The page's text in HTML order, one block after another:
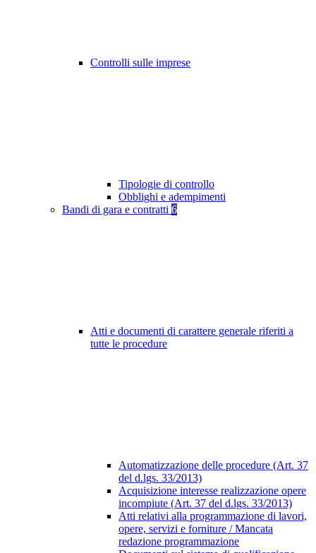
Controlli sulle imprese
Tipologie di controllo
Obblighi e adempimenti
Bandi di gara e contratti 6
Atti e documenti di carattere generale riferiti a
tutte le procedure
Automatizzazione delle procedure (Art. 37
del d.lgs. 33/2013)
Acquisizione interesse realizzazione opere
incompiute (Art. 37 del d.lgs. 33/2013)
Atti relativi alla programmazione di lavori,
opere, servizi e forniture / Mancata
redazione programmazione